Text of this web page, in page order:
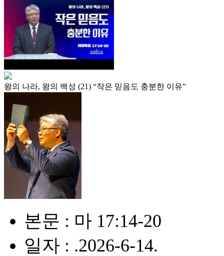
왕의 나라, 왕의 백성 (21) “작은 믿음도 충분한 이유”
본문 : 마 17:14-20
일자 : .2026-6-14.